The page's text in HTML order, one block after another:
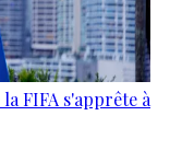
FIFA s'apprête à